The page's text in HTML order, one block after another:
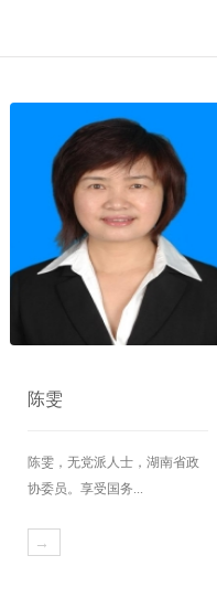
陈雯
陈雯，无党派人士，湖南省政
协委员。享受国务...
→